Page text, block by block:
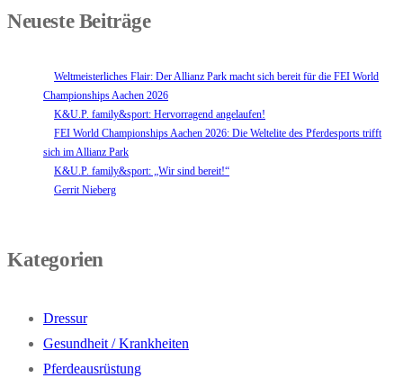
Neueste Beiträge
Weltmeisterliches Flair: Der Allianz Park macht sich bereit für die FEI World
Championships Aachen 2026
K&U.P. family&sport: Hervorragend angelaufen!
FEI World Championships Aachen 2026: Die Weltelite des Pferdesports trifft
sich im Allianz Park
K&U.P. family&sport: „Wir sind bereit!“
Gerrit Nieberg
Kategorien
Dressur
Gesundheit / Krankheiten
Pferdeausrüstung